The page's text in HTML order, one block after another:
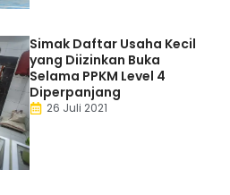
Simak Daftar Usaha Kecil
yang Diizinkan Buka
Selama PPKM Level 4
Diperpanjang
26 Juli 2021